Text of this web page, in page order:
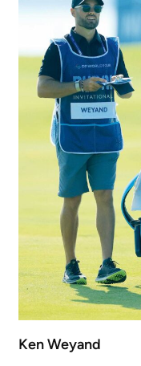
Ken Weyand